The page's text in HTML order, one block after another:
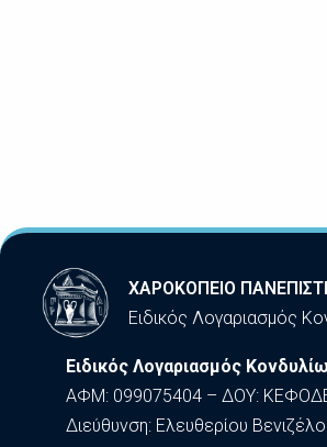
ΧΑΡΟΚΟΠΕΙΟ
Ειδικός Λογαριασμός
Ειδικός Λογαριασμός
ΑΦΜ: 099075404 – ΔΟΥ: ΚΕΦΟΔΕ
Διεύθυνση: Ελευθερίου